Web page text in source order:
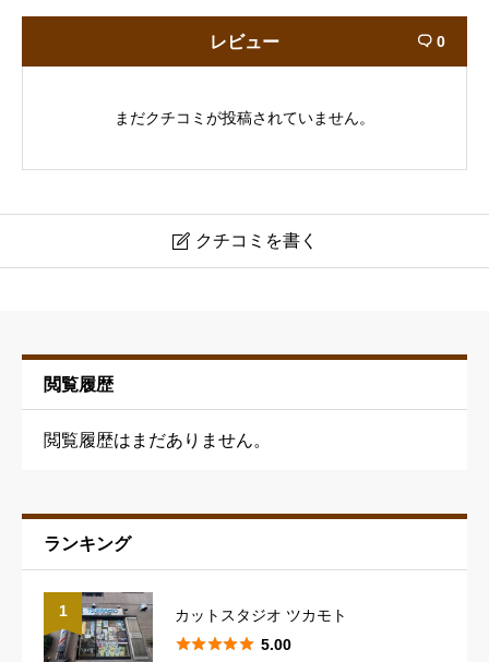
レビュー  0
まだクチコミが投稿されていません。
 クチコミを書く
予約の取りやすさ
星の数をお選びください  
閲覧履歴
閲覧履歴はまだありません。
ランキング
1
カットスタジオ ツカモト
 5.00